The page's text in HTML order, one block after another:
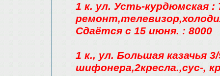
1 к. ул. Усть-курдюмская
Сдаётся с 15 июня. : 8000
1 к., ул. Большая казачья
шифонера,2кресла.,сус-,